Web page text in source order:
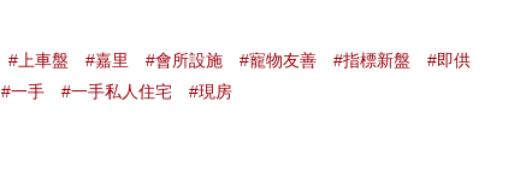
#上車盤 #嘉里 #會所設施 #寵物友善 #指標新盤
#即供
#一手 #一手私人住宅 #現房